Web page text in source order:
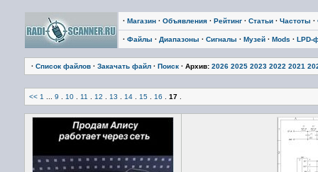
· Магазин · Объявления · Рейтинг · Статьи · Частоты ·
· Файлы · Диапазоны · Сигналы · Музей · Mods · LPD-
· Список файлов · Закачать файл · Поиск · Архив: 2026 2025 2023 2022 2021
<< 1 9 10 11 12 13 14 15 16 17